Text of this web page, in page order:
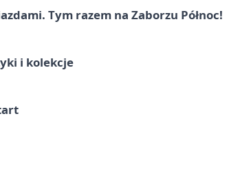
Tym razem na Zaborzu Północ!
i kolekcje